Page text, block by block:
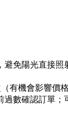
免陽光直接照
有機會影響價
數確認訂單；